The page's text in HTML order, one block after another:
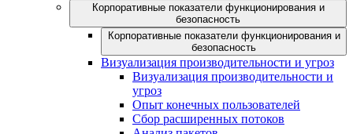
Корпоративные показатели функционирования и
безопасность
Корпоративные показатели функционирования и
безопасность
Визуализация производительности и угроз
Визуализация производительности и
угроз
Опыт конечных пользователей
Сбор расширенных потоков